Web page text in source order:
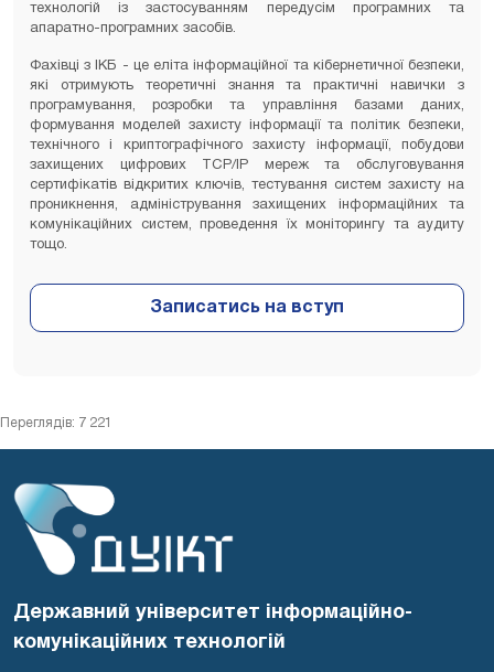
технологій із застосуванням передусім програмних та
апаратно-програмних засобів.
Фахівці з ІКБ - це еліта інформаційної та кібернетичної безпеки,
які отримують теоретичні знання та практичні навички з
програмування, розробки та управління базами даних,
формування моделей захисту інформації та політик безпеки,
технічного і криптографічного захисту інформації, побудови
захищених цифрових TCP/IP мереж та обслуговування
сертифікатів відкритих ключів, тестування систем захисту на
проникнення, адміністрування захищених інформаційних та
комунікаційних систем, проведення їх моніторингу та аудиту
тощо.
Переглядів: 7 221
Державний університет інформаційно-
комунікаційних технологій